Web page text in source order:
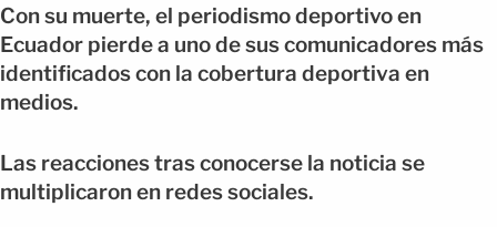
Con su muerte, el periodismo deportivo en
Ecuador pierde a uno de sus comunicadores más
identificados con la cobertura deportiva en
medios.
Las reacciones tras conocerse la noticia se
multiplicaron en redes sociales.